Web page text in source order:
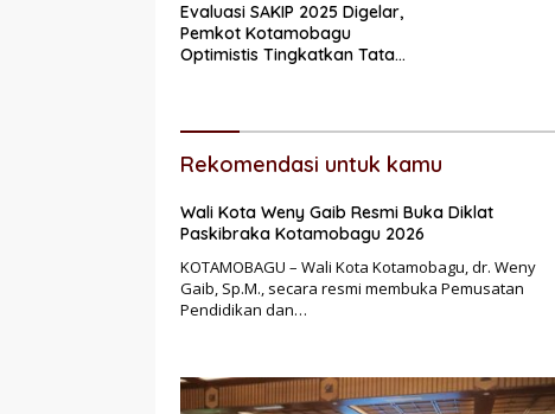
Evaluasi SAKIP 2025 Digelar,
Pemkot Kotamobagu
Optimistis Tingkatkan Tata
Rekomendasi untuk kamu
Wali Kota Weny Gaib Resmi Buka Diklat
Paskibraka Kotamobagu 2026
KOTAMOBAGU – Wali Kota Kotamobagu, dr. Weny
Gaib, Sp.M., secara resmi membuka Pemusatan
Pendidikan dan…